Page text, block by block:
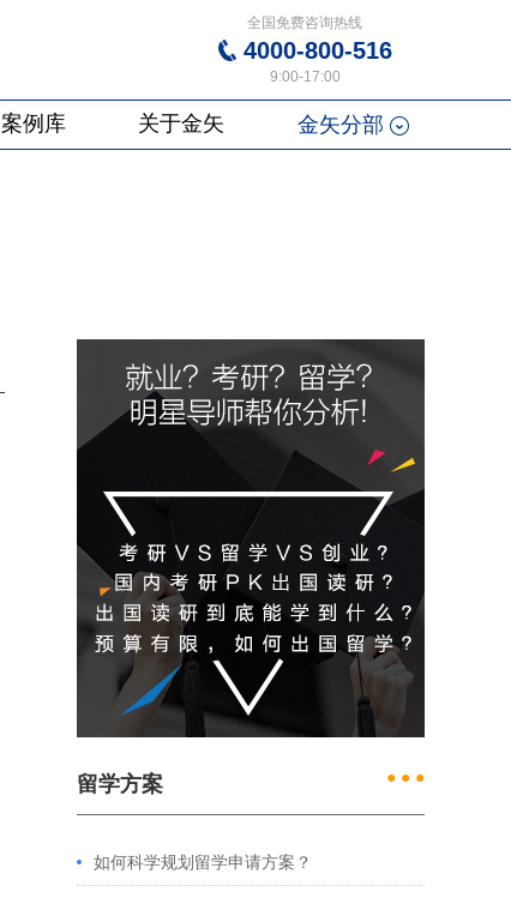
全国免费咨询热线
4000-800-516
9:00-17:00
案例库 关于金矢 金矢分部
留学方案 ● ● ●
如何科学规划留学申请方案？